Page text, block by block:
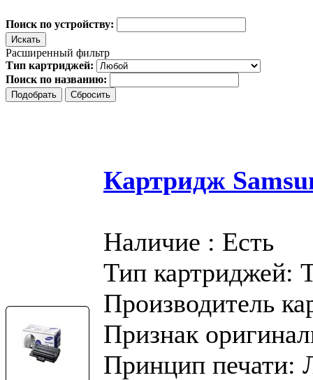
Поиск по устройству:
Расширенный фильтр
Тип картриджей:
Поиск по названию:
Картридж
Наличие : Есть
Тип картриджей:
Производитель
Признак
Принцип печати: